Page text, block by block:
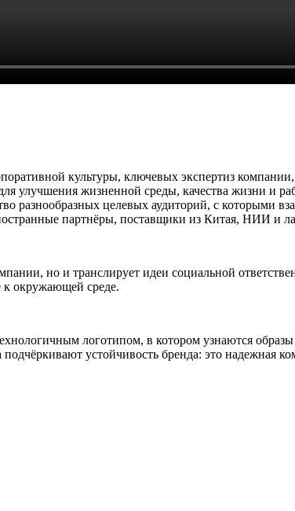
культуры, ключевых экспертиз
улучшения жизненной среды, качества жизни и
разнообразных целевых аудиторий, с которыми
партнёры, поставщики из Китая, НИИ и
но и транслирует идеи социальной
к окружающей среде.
логотипом, в котором узнаются образы
устойчивость бренда: это надежная